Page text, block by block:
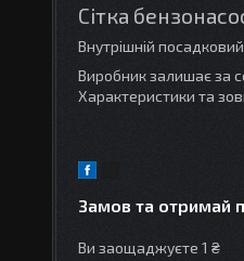
Сітка
Внутрішній
Виробник залишає за
Характеристики та
Замов та отримай
Ви заощаджуєте 1 ₴